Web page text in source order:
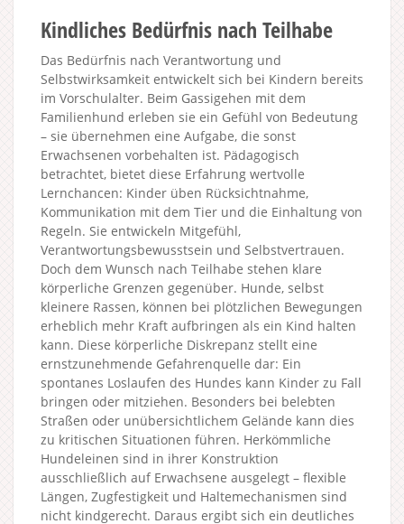
Kindliches Bedürfnis nach Teilhabe
Das Bedürfnis nach Verantwortung und
Selbstwirksamkeit entwickelt sich bei Kindern bereits
im Vorschulalter. Beim Gassigehen mit dem
Familienhund erleben sie ein Gefühl von Bedeutung
– sie übernehmen eine Aufgabe, die sonst
Erwachsenen vorbehalten ist. Pädagogisch
betrachtet, bietet diese Erfahrung wertvolle
Lernchancen: Kinder üben Rücksichtnahme,
Kommunikation mit dem Tier und die Einhaltung von
Regeln. Sie entwickeln Mitgefühl,
Verantwortungsbewusstsein und Selbstvertrauen.
Doch dem Wunsch nach Teilhabe stehen klare
körperliche Grenzen gegenüber. Hunde, selbst
kleinere Rassen, können bei plötzlichen Bewegungen
erheblich mehr Kraft aufbringen als ein Kind halten
kann. Diese körperliche Diskrepanz stellt eine
ernstzunehmende Gefahrenquelle dar: Ein
spontanes Loslaufen des Hundes kann Kinder zu Fall
bringen oder mitziehen. Besonders bei belebten
Straßen oder unübersichtlichem Gelände kann dies
zu kritischen Situationen führen. Herkömmliche
Hundeleinen sind in ihrer Konstruktion
ausschließlich auf Erwachsene ausgelegt – flexible
Längen, Zugfestigkeit und Haltemechanismen sind
nicht kindgerecht. Daraus ergibt sich ein deutliches